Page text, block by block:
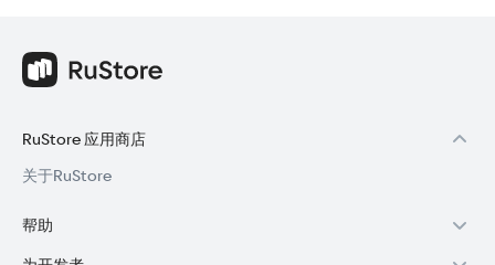
RuStore 应用商店
关于RuStore
帮助